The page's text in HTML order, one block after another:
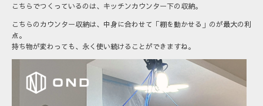
こちらでつくっているのは、キッチンカウンター下の収納。
こちらのカウンター収納は、中身に合わせて「棚を動かせる」のが最大の利
点。
持ち物が変わっても、永く使い続けることができますね。